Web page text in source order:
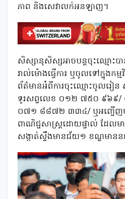
ភាព និងសេវាលក់អនឡាញ។
សិស្សានុសិស្សអាចបន្តចុះឈ្មោះប
រាល់ម៉ោងធ្វើការ ឬចូលទៅក្នុងក
ព័ត៌មានអំពីការចុះឈ្មោះចូលរៀ
ទូរសព្ទលេខ ០១២ ៧៥០ ៩៦
០៧១ ៨៨៧២ ៣៣៤/ ឬអញ្ជើញមក
ពាណិជ្ជសាស្ត្រដោយផ្ទាល់ ដែលម
សង្កាត់ស្ទឹងមានជ័យ១ ខណ្ឌមាន